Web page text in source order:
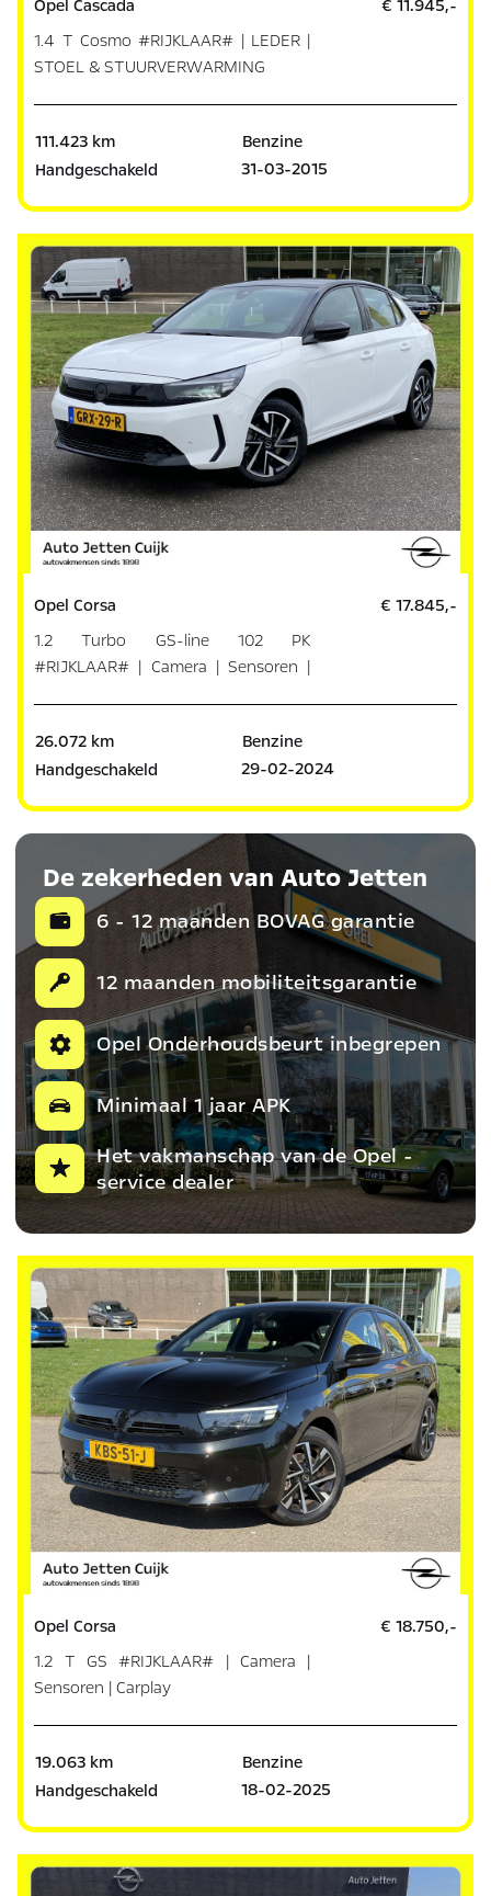
Opel Cascada
1.4 T Cosmo #RIJKLAAR# | LEDER |
STOEL & STUURVERWARMING
€ 11.945,-
111.423 km
Benzine
Handgeschakeld
31-03-2015
Opel Corsa
1.2 Turbo GS-line 102 PK
#RIJKLAAR# | Camera | Sensoren |
€ 17.845,-
26.072 km
Benzine
Handgeschakeld
29-02-2024
De zekerheden van Auto Jetten
6 - 12 maanden BOVAG garantie
12 maanden mobiliteitsgarantie
Opel Onderhoudsbeurt inbegrepen
Minimaal 1 jaar APK
Het vakmanschap van de Opel -
service dealer
Opel Corsa
1.2 T GS #RIJKLAAR# | Camera |
Sensoren | Carplay
€ 18.750,-
19.063 km
Benzine
Handgeschakeld
18-02-2025